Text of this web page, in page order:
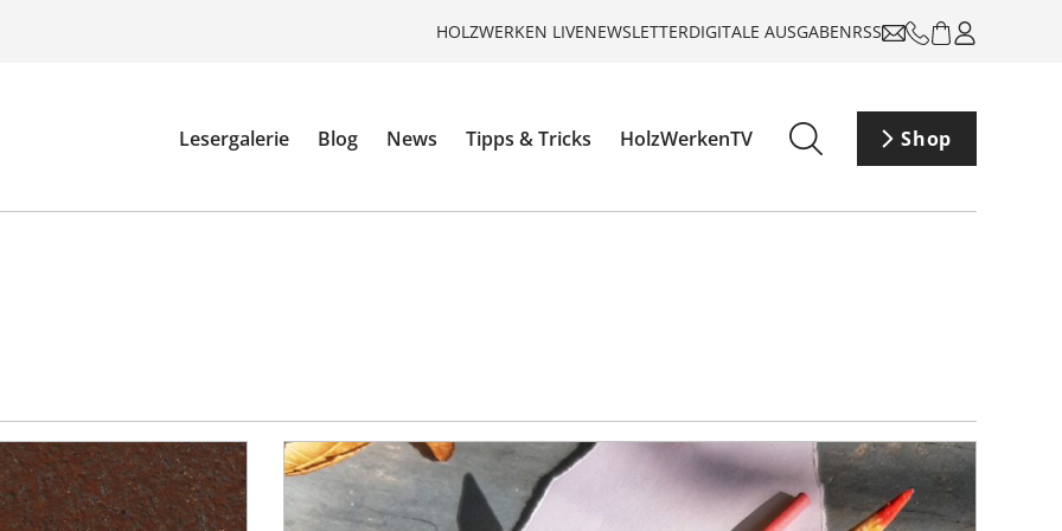
HOLZWERKEN LIVENEWSLETTERDIGITALE AUSGABENRSS
Lesergalerie Blog News Tipps & Tricks HolzWerkenTV Shop